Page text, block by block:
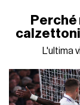
Perché
calzettoni
L'ultima